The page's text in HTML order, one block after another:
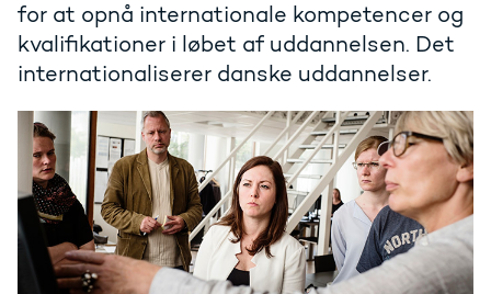
for at opnå internationale kompetencer og
kvalifikationer i løbet af uddannelsen. Det
internationaliserer danske uddannelser.